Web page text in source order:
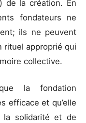
de la création. En
fondateurs ne
ils ne peuvent
rituel approprié qui
collective.
la fondation
efficace et qu’elle
solidarité et de